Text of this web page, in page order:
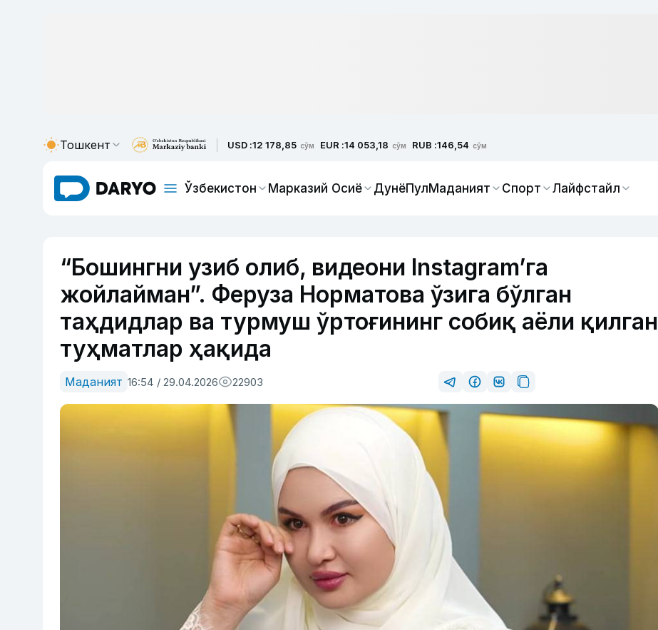
Тошкент USD :12 178,85 сўм EUR :14 053,18 сўм RUB :146,54 сўм
Ўзбекистон Марказий Осиё ДунёПулМаданият Спорт Лайфстайл
“Бошингни узиб олиб, видеони Instagram’га
жойлайман”. Феруза Норматова ўзига бўлган
таҳдидлар ва турмуш ўртоғининг собиқ аёли қилган
туҳматлар ҳақида
Маданият 16:54 / 29.04.2026 22903